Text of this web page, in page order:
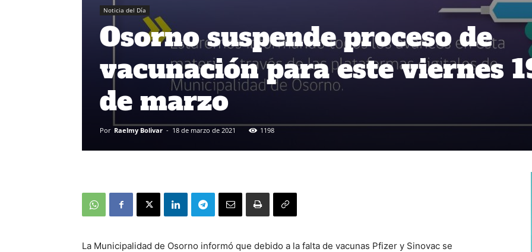
Noticia del Día
Osorno suspende proceso de
vacunación para este viernes
de marzo
Por Raelmy Bolivar - 18 de marzo de 2021 1198
La Municipalidad de Osorno informó que debido a la falta de vacunas Pfizer y Sinovac se